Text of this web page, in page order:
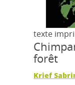
texte
forêt
Krief